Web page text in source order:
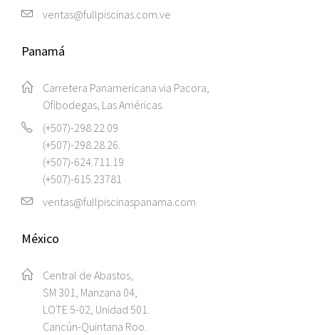
ventas@fullpiscinas.com.ve
Panamá
Carretera Panamericana via Pacora,
Ofibodegas, Las Américas.
(+507)-298.22.09
(+507)-298.28.26.
(+507)-624.711.19
(+507)-615.23781
ventas@fullpiscinaspanama.com
México
Central de Abastos,
SM 301, Manzana 04,
LOTE 5-02, Unidad 501.
Cancún-Quintana Roo.